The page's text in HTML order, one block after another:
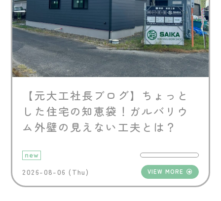
【元大工社長ブログ】ちょっと
した住宅の知恵袋！ガルバリウ
ム外壁の見えない工夫とは？
new
2026-08-06 (Thu) VIEW MORE